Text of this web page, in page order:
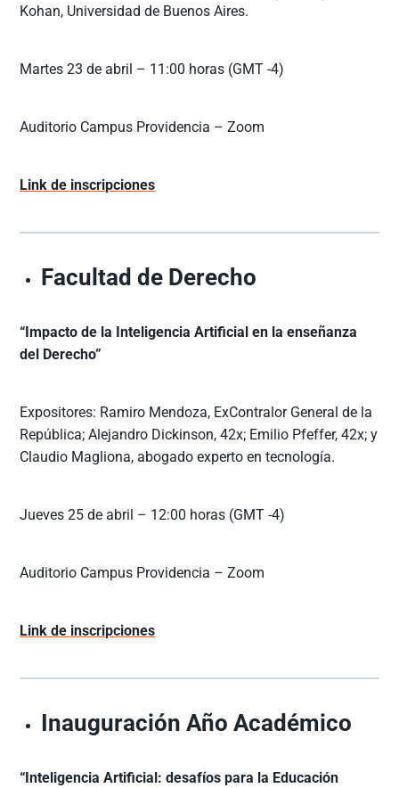
Kohan, Universidad de Buenos Aires.
Martes 23 de abril – 11:00 horas (GMT -4)
Auditorio Campus Providencia – Zoom
Link de inscripciones
Facultad de Derecho
“Impacto de la Inteligencia Artificial en la enseñanza
del Derecho”
Expositores: Ramiro Mendoza, ExContralor General de la
República; Alejandro Dickinson, 42x; Emilio Pfeffer, 42x; y
Claudio Magliona, abogado experto en tecnología.
Jueves 25 de abril – 12:00 horas (GMT -4)
Auditorio Campus Providencia – Zoom
Link de inscripciones
Inauguración Año Académico
“Inteligencia Artificial: desafíos para la Educación